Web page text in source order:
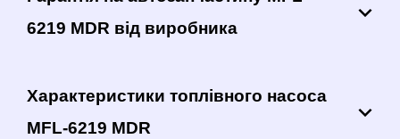
6219 MDR від виробника
Характеристики топлівного насоса
MFL-6219 MDR